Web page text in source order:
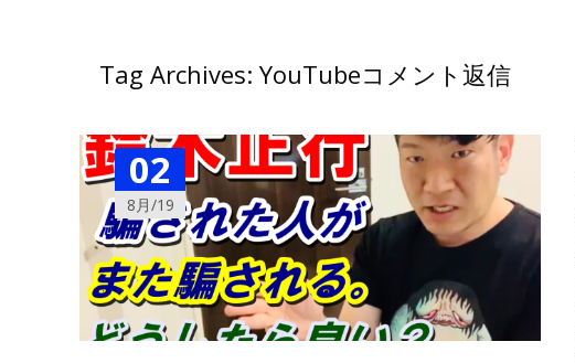
Tag Archives: YouTubeコメント返信
02
8月/19